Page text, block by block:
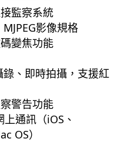
監察系統
影像規格
變焦功能
、即時拍攝，支援紅
警告功能
通訊（iOS、
OS）